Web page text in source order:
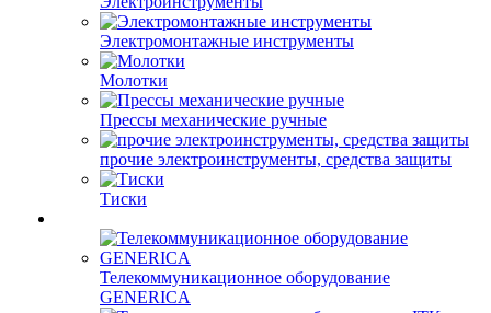
Электромонтажные инструменты
Молотки
Прессы механические ручные
прочие электроинструменты, средства защиты
Тиски
Телекоммуникационное оборудование
GENERICA